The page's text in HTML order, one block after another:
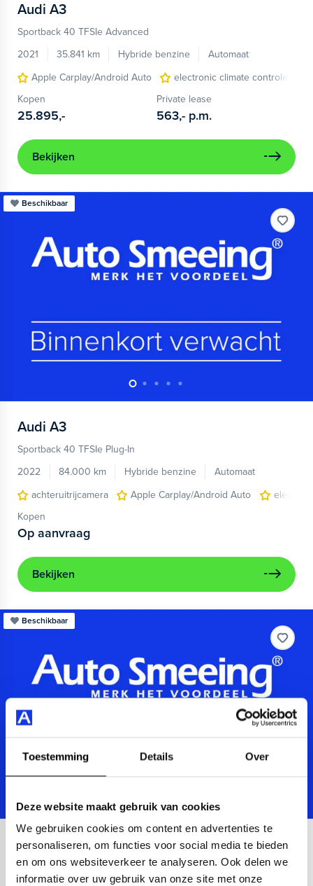
Toestemming Details Over
Deze website maakt gebruik van cookies
We gebruiken cookies om content en advertenties te
personaliseren, om functies voor social media te bieden
en om ons websiteverkeer te analyseren. Ook delen we
informatie over uw gebruik van onze site met onze
Audi A3
Sportback 40 TFSIe Advanced
2021
35.841 km Hybride benzine
Automaat
Apple Carplay/Android Auto
electronic climate controle
Kopen
25.895,-
Private lease
563,- p.m.
Bekijken
Beschikbaar
Audi A3
Sportback 40 TFSIe Plug-In
2022
84.000 km Hybride benzine
Automaat
achteruitrijcamera
Apple Carplay/Android Auto
Kopen
Op aanvraag
Bekijken
Beschikbaar
Audi A3
Sportback 40 TFSIe Advanced